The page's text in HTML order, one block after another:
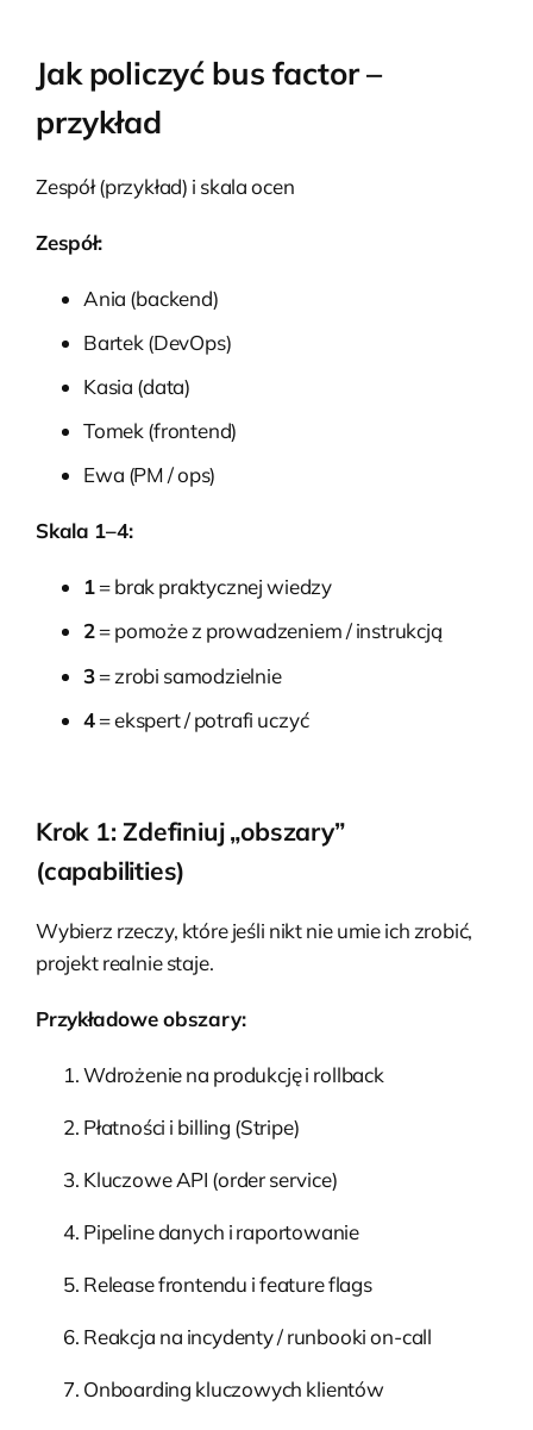
Jak policzyć bus factor –
przykład
Zespół (przykład) i skala ocen
Zespół:
Ania (backend)
Bartek (DevOps)
Kasia (data)
Tomek (frontend)
Ewa (PM / ops)
Skala 1–4:
1= brak praktycznej wiedzy
2= pomoże z prowadzeniem / instrukcją
3= zrobi samodzielnie
4= ekspert / potrafi uczyć
Krok 1: Zdefiniuj „obszary”
(capabilities)
Wybierz rzeczy, które jeśli nikt nie umie ich zrobić,
projekt realnie staje.
Przykładowe obszary:
Wdrożenie na produkcję i rollback
Płatności i billing (Stripe)
Kluczowe API (order service)
Pipeline danych i raportowanie
Release frontendu i feature flags
Reakcja na incydenty / runbooki on-call
Onboarding kluczowych klientów